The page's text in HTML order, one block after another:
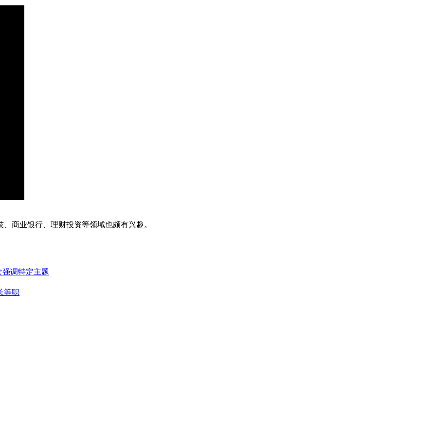
商业银行、理财投资等领域也颇有兴趣。
强调特定主题
等职